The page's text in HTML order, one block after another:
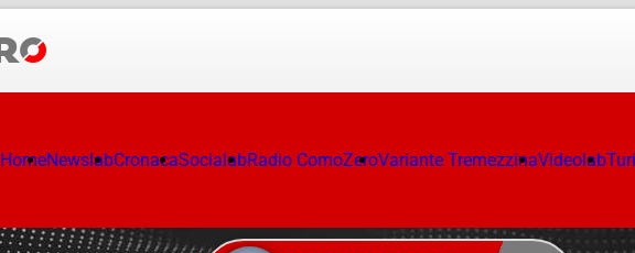
HomeNewslabCronacaSocialabRadio ComoZeroVariante TremezzinaVideolab